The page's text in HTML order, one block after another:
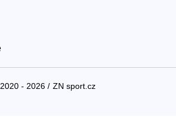
- 2026 / ZN sport.cz